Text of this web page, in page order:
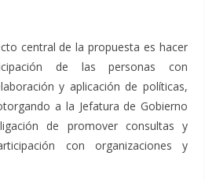
central de la propuesta es hacer
de las personas con
y aplicación de políticas,
a la Jefatura de Gobierno
de promover consultas y
con organizaciones y